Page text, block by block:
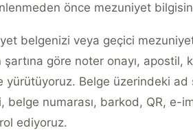
önce mezuniyet
belgenizi veya geçici
göre noter onayı, apostil,
Belge üzerindeki ad
numarası, barkod, QR, e-
ediyoruz.